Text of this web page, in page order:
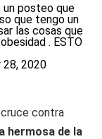
un posteo que
que tengo un
las cosas que
. ESTO
2020
cruce contra
hermosa de la